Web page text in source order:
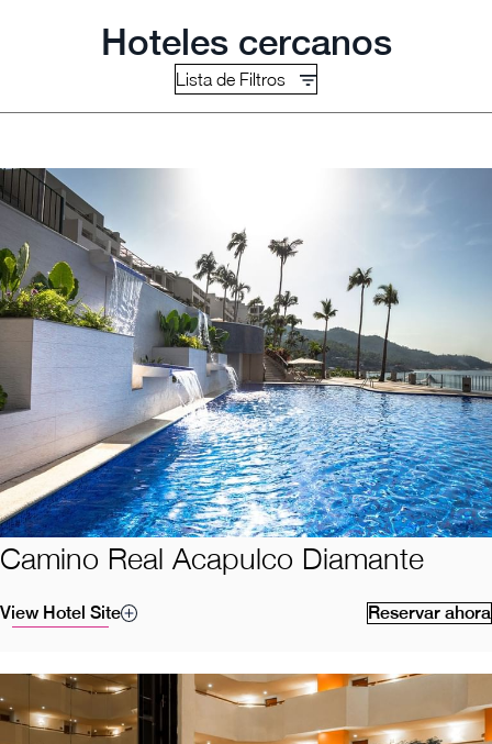
Hoteles cercanos
Lista de Filtros
Camino Real Acapulco Diamante
Reservar ahora
View Hotel Site